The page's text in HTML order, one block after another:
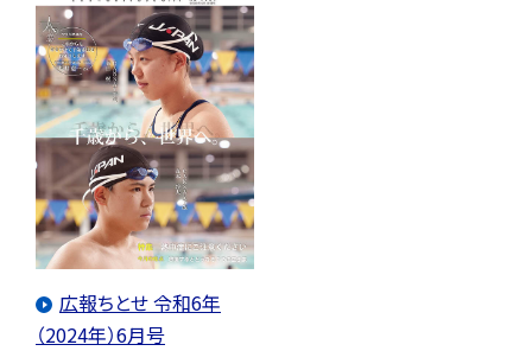
広報ちとせ 令和6年
（2024年）6月号